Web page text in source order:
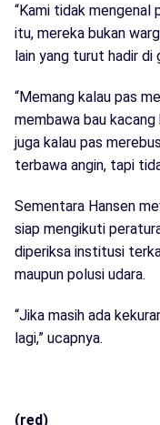
“Kami tidak mengenal
itu, mereka bukan
lain yang turut hadir di
“Memang kalau pas
membawa bau kacang
juga kalau pas
terbawa angin, tapi
Sementara Hansen
siap mengikuti
diperiksa institusi
maupun polusi udara.
“Jika masih ada
lagi,” ucapnya.
(red)